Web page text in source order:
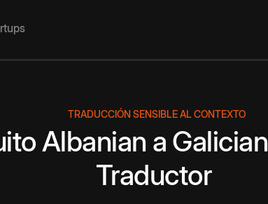
TRADUCCIÓN SENSIBLE AL CONTEXTO
Albanian a Galician
Traductor